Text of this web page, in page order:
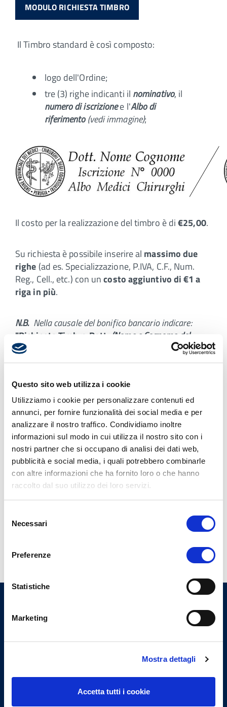
Questo sito web utilizza i cookie
Utilizziamo i cookie per personalizzare contenuti ed
annunci, per fornire funzionalità dei social media e per
analizzare il nostro traffico. Condividiamo inoltre
informazioni sul modo in cui utilizza il nostro sito con i
nostri partner che si occupano di analisi dei dati web,
pubblicità e social media, i quali potrebbero combinarle
con altre informazioni che ha fornito loro o che hanno
raccolto dal suo utilizzo dei loro servizi.
delNecessari
Preferenze
Statistiche
Marketing
Mostra dettagli
Accetta tutti i cookie
MODULO RICHIESTA TIMBRO
Il Timbro standard è così composto:
logo dell'Ordine;
tre (3) righe indicanti il nominativo, il
numero di iscrizionee l'Albo di
riferimento(vedi immagine);
Il costo per la realizzazione del timbro è di€25,00.
Su richiesta è possibile inserire al massimo due
righe (ad es. Specializzazione, P.IVA, C.F., Num.
Reg., Cell., etc.) con uncosto aggiuntivo di €1 a
riga in più.
N.B. Nella causale del bonifico bancario indicare:
"Richiesta Timbro Dott. (Nome e Cognome del
richiedente)
MODULO RICHIESTA TIMBRO
Ordine Provinciale dei Medici
Chirurghi e degli Odontoiatri
di Perugia